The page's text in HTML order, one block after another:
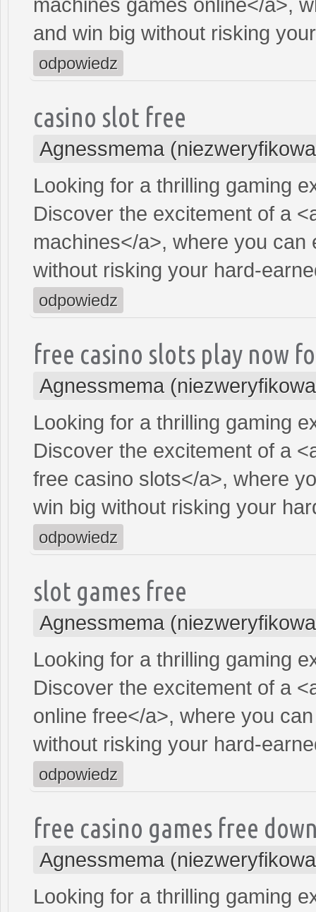
machines games online</a>,
and win big without risking
odpowiedz
casino slot free
Agnessmema
Looking for a thrilling gaming
Discover the excitement of a
machines</a>, where you
without risking your hard-
odpowiedz
free casino slots play now
Agnessmema
Looking for a thrilling gaming
Discover the excitement of a
free casino slots</a>, where
win big without risking your
odpowiedz
slot games free
Agnessmema
Looking for a thrilling gaming
Discover the excitement of a
online free</a>, where you
without risking your hard-
odpowiedz
free casino games free
Agnessmema
Looking for a thrilling gaming